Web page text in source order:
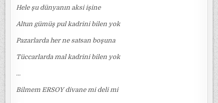
Hele şu dünyanın aksi işine
Altun gümüş pul kadrini bilen yok
Pazarlarda her ne satsan boşuna
Tüccarlarda mal kadrini bilen yok
…
Bilmem ERSOY divane mi deli mi